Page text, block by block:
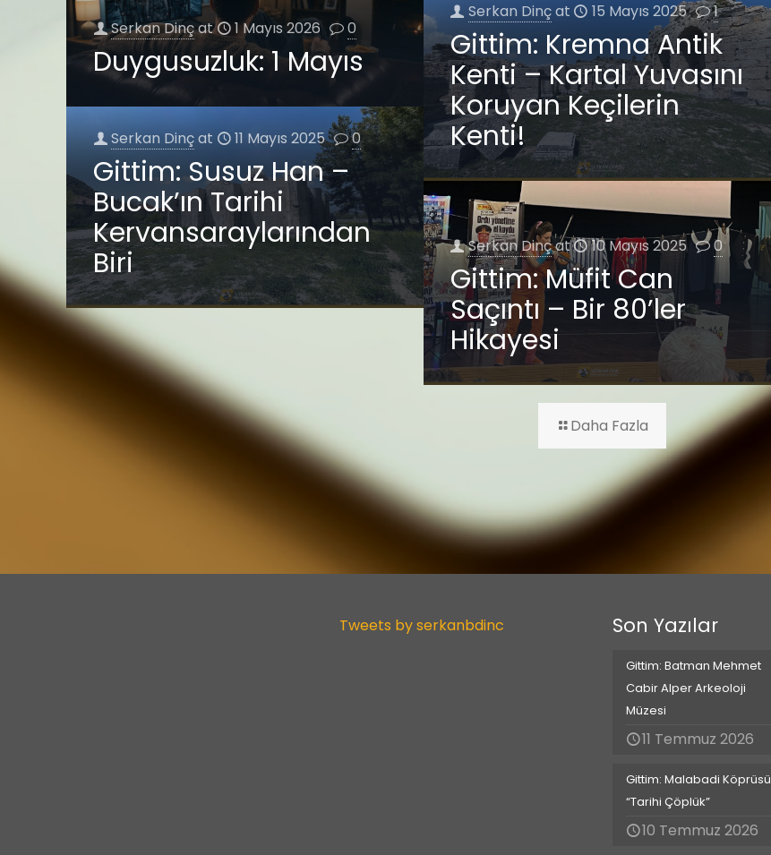
Serkan Dinçat 1 Mayıs 2026 0
Duygusuzluk: 1 Mayıs
Serkan Dinçat 15 Mayıs 2025 1
Gittim: Kremna Antik
Kenti – Kartal Yuvasını
Koruyan Keçilerin
Kenti!
Serkan Dinçat 11 Mayıs 2025 0
Gittim: Susuz Han –
Bucak’ın Tarihi
Kervansaraylarından
Biri
Serkan Dinçat 10 Mayıs 2025 0
Gittim: Müfit Can
Saçıntı – Bir 80’ler
Hikayesi
Daha Fazla
Tweets by serkanbdinc Son Yazılar
Gittim: Batman Mehmet
Cabir Alper Arkeoloji
Müzesi
11 Temmuz 2026
Gittim: Malabadi Köprüsü
“Tarihi Çöplük”
10 Temmuz 2026